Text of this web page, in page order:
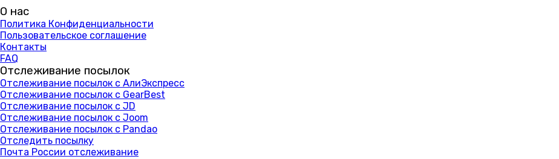
О нас
Политика Конфиденциальности
Пользовательское соглашение
Контакты
FAQ
Отслеживание посылок
Отслеживание посылок с АлиЭкспресс
Отслеживание посылок с GearBest
Отслеживание посылок с JD
Отслеживание посылок с Joom
Отслеживание посылок с Pandao
Отследить посылку
Почта России отслеживание